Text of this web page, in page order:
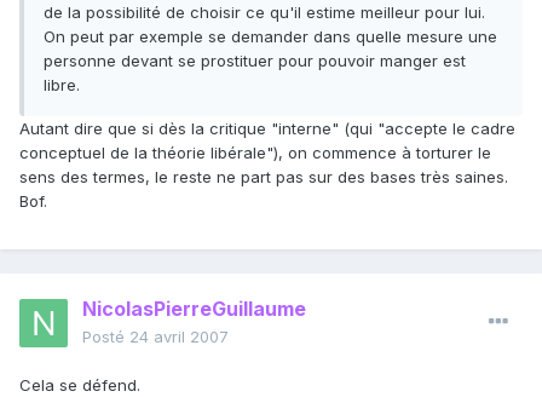
de la possibilité de choisir ce qu'il estime meilleur pour lui.
On peut par exemple se demander dans quelle mesure une
personne devant se prostituer pour pouvoir manger est
libre.
Autant dire que si dès la critique "interne" (qui "accepte le cadre
conceptuel de la théorie libérale"), on commence à torturer le
sens des termes, le reste ne part pas sur des bases très saines.
Bof.
NicolasPierreGuillaume
Posté 24 avril 2007
Cela se défend.